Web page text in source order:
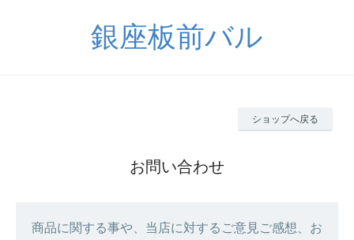
銀座板前バル
ショップへ戻る
お問い合わせ
商品に関する事や、当店に対するご意見ご感想、お